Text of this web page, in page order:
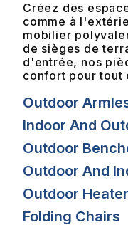
Créez des
comme à
mobilier
de sièges de
d'entrée, nos
confort pour tout
Outdoor
Indoor And
Outdoor
Outdoor And
Outdoor
Folding Chairs